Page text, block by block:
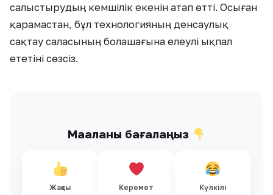
салыстырудың кемшілік екенін атап өтті. Осыған
қарамастан, бұл технологияның денсаулық
сақтау саласының болашағына елеулі ықпал
ететіні сөзсіз.
Мақаланы бағалаңыз
Жақсы Керемет Күлкілі